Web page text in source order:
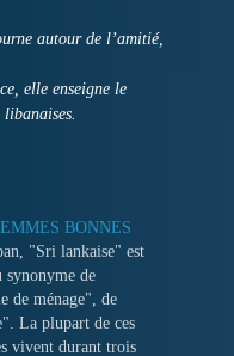
autour de l’amitié,
elle enseigne le
BONNES
"Sri lankaise" est
synonyme de
de ménage", de
La plupart de ces
vivent durant trois